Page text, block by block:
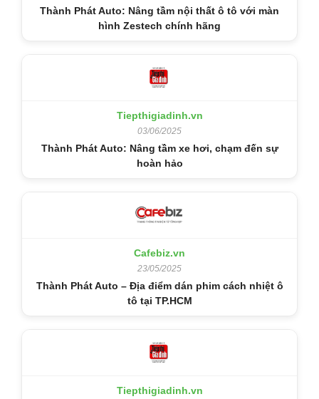
Thành Phát Auto: Nâng tầm nội thất ô tô với màn
hình Zestech chính hãng
Tiepthigiadinh.vn
03/06/2025
Thành Phát Auto: Nâng tầm xe hơi, chạm đến sự
hoàn hảo
Cafebiz.vn
23/05/2025
Thành Phát Auto – Địa điểm dán phim cách nhiệt ô
tô tại TP.HCM
Tiepthigiadinh.vn